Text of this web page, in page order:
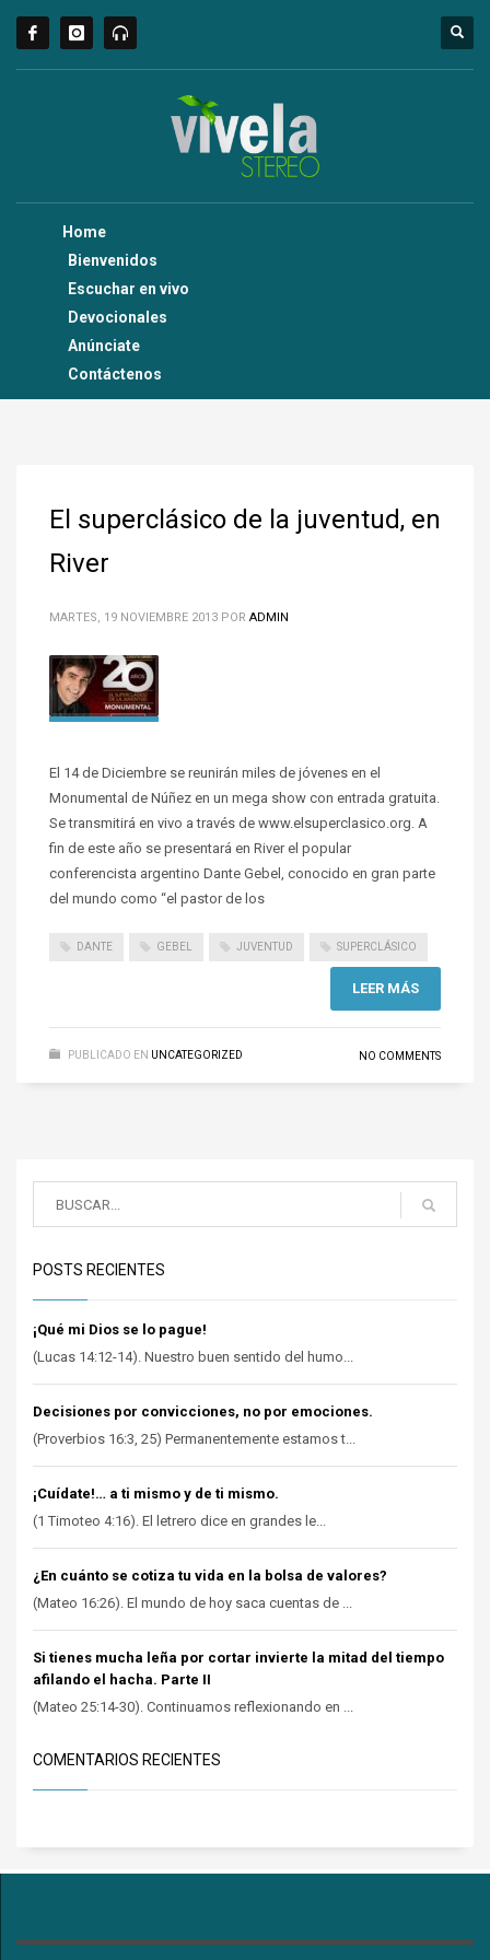
Home
Bienvenidos
Escuchar en vivo
Devocionales
Anúnciate
Contáctenos
El superclásico de la juventud, en
River
MARTES, 19 NOVIEMBRE 2013 POR ADMIN
El 14 de Diciembre se reunirán miles de jóvenes en el
Monumental de Núñez en un mega show con entrada gratuita.
Se transmitirá en vivo a través de www.elsuperclasico.org. A
fin de este año se presentará en River el popular
conferencista argentino Dante Gebel, conocido en gran parte
del mundo como “el pastor de los
DANTE GEBEL JUVENTUD SUPERCLÁSICO
LEER MÁS
PUBLICADO EN UNCATEGORIZED NO COMMENTS
POSTS RECIENTES
¡Qué mi Dios se lo pague!
(Lucas 14:12-14). Nuestro buen sentido del humo...
Decisiones por convicciones, no por emociones.
(Proverbios 16:3, 25) Permanentemente estamos t...
¡Cuídate!… a ti mismo y de ti mismo.
(1 Timoteo 4:16). El letrero dice en grandes le...
¿En cuánto se cotiza tu vida en la bolsa de valores?
(Mateo 16:26). El mundo de hoy saca cuentas de ...
Si tienes mucha leña por cortar invierte la mitad del tiempo
afilando el hacha. Parte II
(Mateo 25:14-30). Continuamos reflexionando en ...
COMENTARIOS RECIENTES